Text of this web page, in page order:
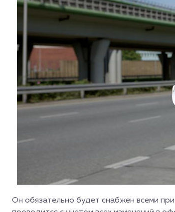
Он обязательно будет снабжен всеми